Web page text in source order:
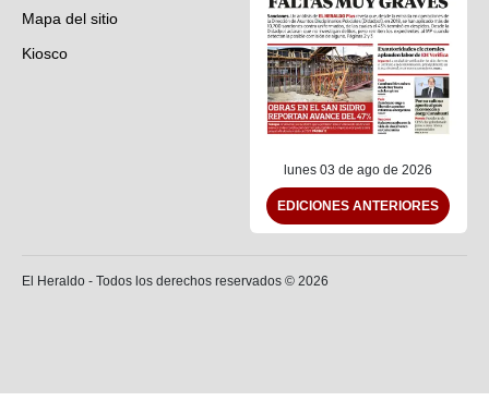
Mapa del sitio
Kiosco
lunes 03 de ago de 2026
EDICIONES ANTERIORES
El Heraldo - Todos los derechos reservados © 2026